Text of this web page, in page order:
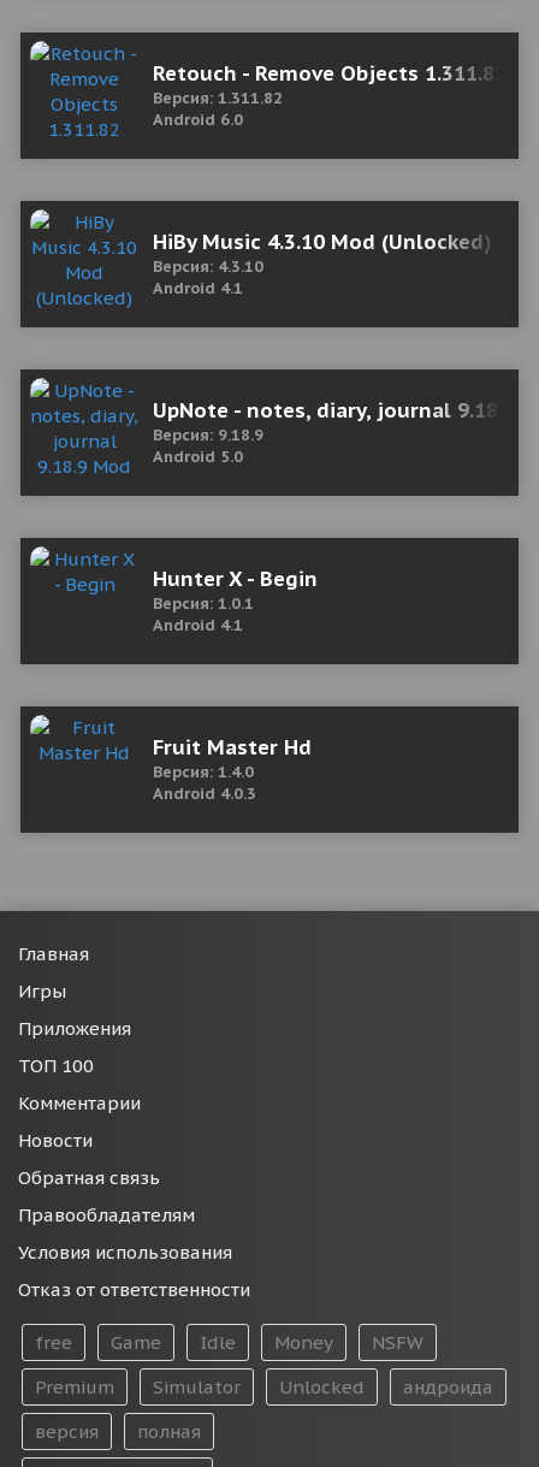
Retouch - Remove Objects 1.311.82
Версия: 1.311.82
Android 6.0
HiBy Music 4.3.10 Mod (Unlocked)
Версия: 4.3.10
Android 4.1
UpNote - notes, diary, journal 9.18.9
Версия: 9.18.9
Android 5.0
Hunter X - Begin
Версия: 1.0.1
Android 4.1
Fruit Master Hd
Версия: 1.4.0
Android 4.0.3
Главная
Игры
Приложения
ТОП 100
Комментарии
Новости
Обратная связь
Правообладателям
Условия использования
Отказ от ответственности
free Game Idle Money
NSFW
Premium
Simulator Unlocked
андроида
версия
полная